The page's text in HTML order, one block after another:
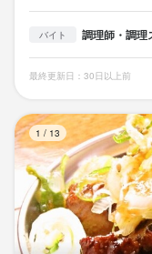
バイト 調理師・調理
最終更新日：30日以上前
1 / 13
応募資格
歓迎スキル・経験
今期は全国60名の大型
【未経験歓迎／学歴不
■店長業務の経験があ
■業態ジャンル不問
装・髪型・髪色自由／
OK／面接1回・リモー
女性活躍中／未経験者
身に付くスキル
包丁さばき 飾り包丁 盛
日本酒の知識
焼酎の知識
肉の知識
魚の知識 野菜
出店開業ノウハウ
店舗運営
日本酒の知識
焼酎の知識
応募資格
歓迎スキル・経験
コミュニケーション能力 飲
今期は全国60名の大型
身に付くスキル
日本酒の知識
焼酎の知識
肉の知識
魚の知識 野菜の
応募資格
歓迎スキル・経験
コミュニケーション能力 飲